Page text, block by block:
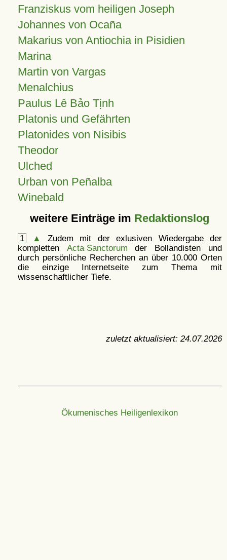
Franziskus vom heiligen Joseph
Johannes von Ocaña
Makarius von Antiochia in Pisidien
Marina
Martin von Vargas
Menalchius
Paulus Lê Bảo Tịnh
Platonis und Gefährten
Platonides von Nisibis
Theodor
Ulched
Urban von Peñalba
Winebald
weitere Einträge im Redaktionslog
1 ▲
Zudem mit der exlusiven Wiedergabe der
kompletten Acta Sanctorum der Bollandisten und
durch persönliche Recherchen an über 10.000 Orten
die einzige Internetseite zum Thema mit
wissenschaftlicher Tiefe.
zuletzt aktualisiert: 24.07.2026
Ökumenisches Heiligenlexikon